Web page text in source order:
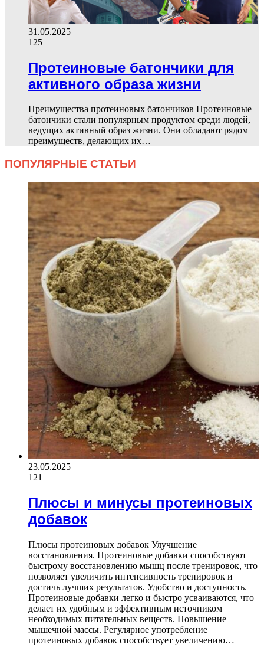
31.05.2025
125
Протеиновые батончики для
активного образа жизни
Преимущества протеиновых батончиков Протеиновые
батончики стали популярным продуктом среди людей,
ведущих активный образ жизни. Они обладают рядом
преимуществ, делающих их…
ПОПУЛЯРНЫЕ СТАТЬИ
23.05.2025
121
Плюсы и минусы протеиновых
добавок
Плюсы протеиновых добавок Улучшение
восстановления. Протеиновые добавки способствуют
быстрому восстановлению мышц после тренировок, что
позволяет увеличить интенсивность тренировок и
достичь лучших результатов. Удобство и доступность.
Протеиновые добавки легко и быстро усваиваются, что
делает их удобным и эффективным источником
необходимых питательных веществ. Повышение
мышечной массы. Регулярное употребление
протеиновых добавок способствует увеличению…